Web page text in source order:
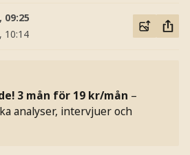
09:25
10:14
3 mån för 19 kr/mån –
analyser, intervjuer och